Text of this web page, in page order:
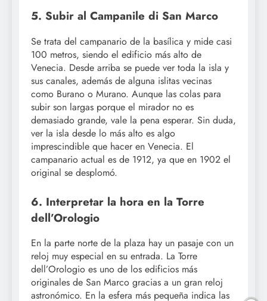
5. Subir al Campanile di San Marco
Se trata del campanario de la basílica y mide casi
100 metros, siendo el edificio más alto de
Venecia. Desde arriba se puede ver toda la isla y
sus canales, además de alguna islitas vecinas
como Burano o Murano. Aunque las colas para
subir son largas porque el mirador no es
demasiado grande, vale la pena esperar. Sin duda,
ver la isla desde lo más alto es algo
imprescindible que hacer en Venecia. El
campanario actual es de 1912, ya que en 1902 el
original se desplomó.
6. Interpretar la hora en la Torre
dell’Orologio
En la parte norte de la plaza hay un pasaje con un
reloj muy especial en su entrada. La Torre
dell’Orologio es uno de los edificios más
originales de San Marco gracias a un gran reloj
astronómico. En la esfera más pequeña indica las